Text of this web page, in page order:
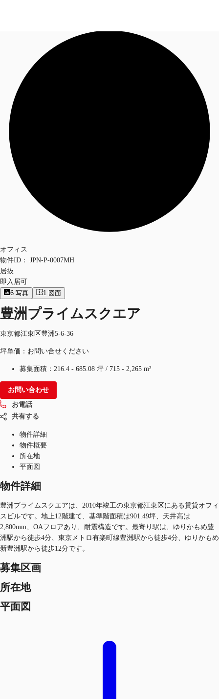
オフィス・事務所
倉庫・物流センター
お電話
オフィス
物件ID：
JPN-P-0007MH
居抜
即入居可
6 写真 1 図面
豊洲プライムスクエア
東京都江東区豊洲5-6-36
坪単価：お問い合せください
募集面積： 216.4 - 685.08 坪 / 715 - 2,265 m²
お問い合わせ
お電話
共有する
物件詳細
物件概要
所在地
平面図
物件詳細
豊洲プライムスクエアは、2010年竣工の東京都江東区にある賃貸オフィ
スビルです。地上12階建て、基準階面積は901.49坪、天井高は
2,800mm、OAフロアあり、耐震構造です。最寄り駅は、ゆりかもめ豊
洲駅から徒歩4分、東京メトロ有楽町線豊洲駅から徒歩4分、ゆりかもめ
新豊洲駅から徒歩12分です。
募集区画
所在地
平面図